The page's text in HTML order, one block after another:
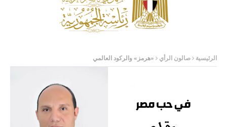
الرئيسية صالون الرأي «هرمز» والركود العالمي